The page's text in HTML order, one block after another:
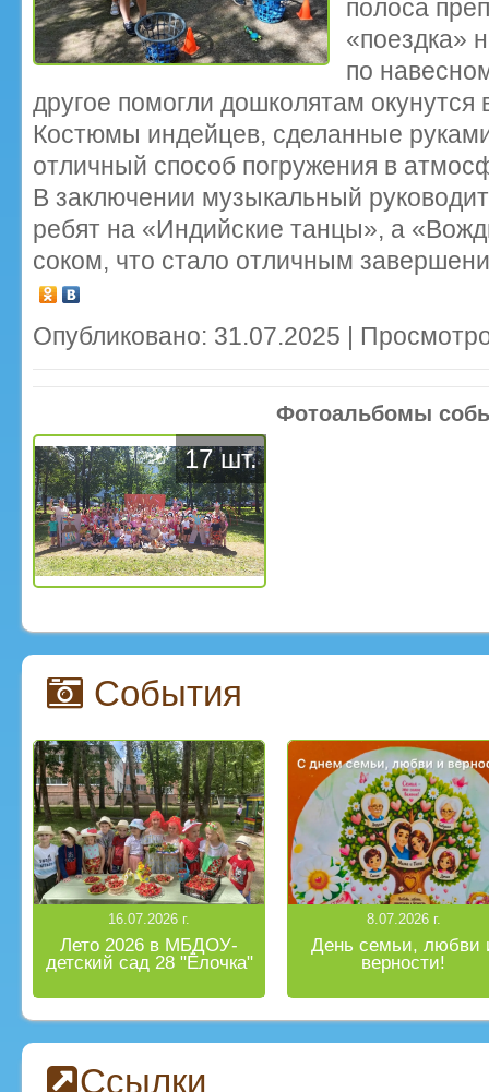
полоса
«поездка»
по
другое помогли дошколятам
Костюмы индейцев, сделанные
отличный способ погружения в
В заключении музыкальный
ребят на «Индийские танцы», а
соком, что стало отличным
Опубликовано: 31.07.2025 |
Фотоальбомы
17 шт.
События
16.07.2026 г.
Лето 2026 в МБДОУ-
детский сад 28 "Ёлочка"
8.07.2026 г.
День семьи, любви
верности!
Ссылки